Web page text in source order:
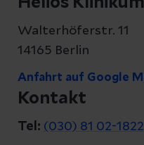
Walterhöferstr. 11
14165 Berlin
Anfahrt auf Google
Kontakt
Tel: (030) 81 02-1822